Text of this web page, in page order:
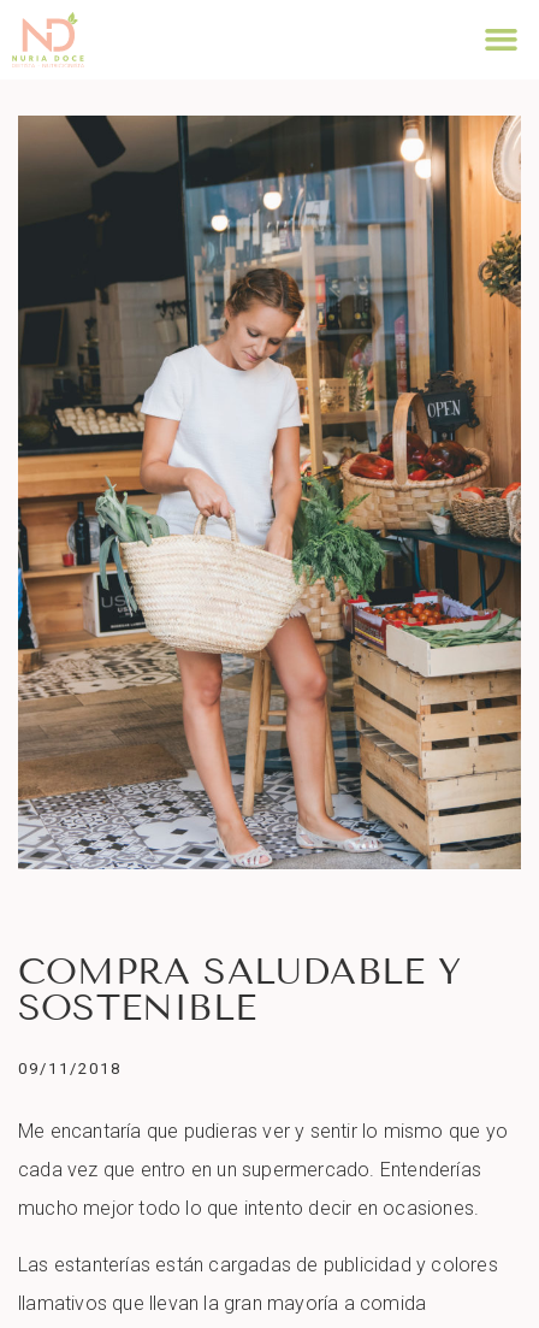
COMPRA SALUDABLE Y
SOSTENIBLE
09/11/2018
Me encantaría que pudieras ver y sentir lo mismo que yo
cada vez que entro en un supermercado. Entenderías
mucho mejor todo lo que intento decir en ocasiones.
Las estanterías están cargadas de publicidad y colores
llamativos que llevan la gran mayoría a comida